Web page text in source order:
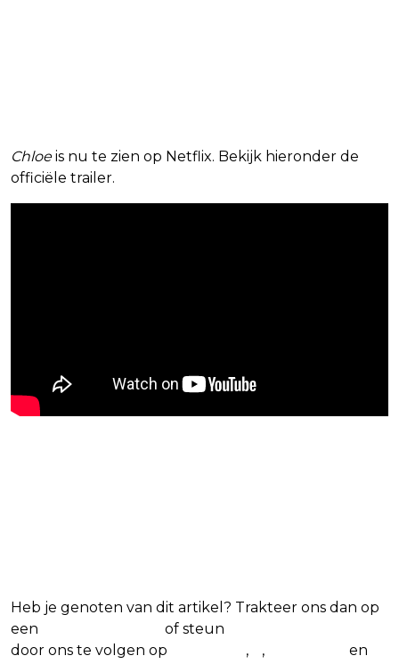
Chloeis nu te zien op Netflix. Bekijk hieronder de
officiële trailer.
Heb je genoten van dit artikel? Trakteer ons dan op
een
of steun
door ons te volgen op
, ,
en